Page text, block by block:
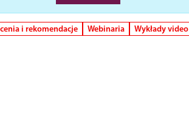
i rekomendacje Webinaria Wykłady video